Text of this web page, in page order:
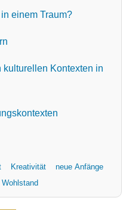
einem Traum?
Kontexten in
Kreativität
neue Anfänge
Wohlstand